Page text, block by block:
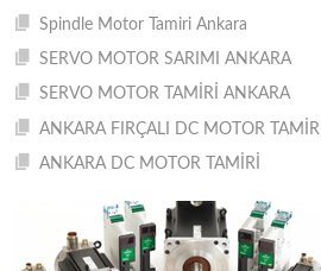
Spindle Motor Tamiri Ankara
SERVO MOTOR SARIMI ANKARA
SERVO MOTOR TAMİRİ ANKARA
ANKARA FIRÇALI DC MOTOR TAMİRİ
ANKARA DC MOTOR TAMİRİ